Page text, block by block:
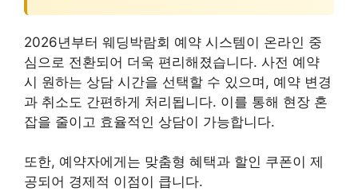
2026년부터 웨딩박람회 예약 시스템이 온라인 중
심으로 전환되어 더욱 편리해졌습니다. 사전 예약
시 원하는 상담 시간을 선택할 수 있으며, 예약 변경
과 취소도 간편하게 처리됩니다. 이를 통해 현장 혼
잡을 줄이고 효율적인 상담이 가능합니다.
또한, 예약자에게는 맞춤형 혜택과 할인 쿠폰이 제
공되어 경제적 이점이 큽니다.